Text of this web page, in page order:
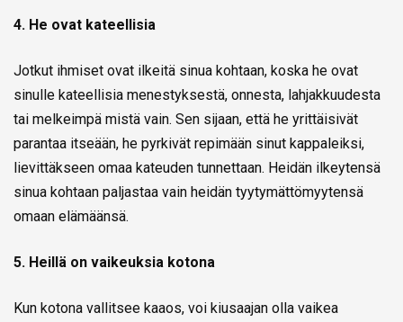
4. He ovat kateellisia
Jotkut ihmiset ovat ilkeitä sinua kohtaan, koska he ovat
sinulle kateellisia menestyksestä, onnesta, lahjakkuudesta
tai melkeimpä mistä vain. Sen sijaan, että he yrittäisivät
parantaa itseään, he pyrkivät repimään sinut kappaleiksi,
lievittäkseen omaa kateuden tunnettaan. Heidän ilkeytensä
sinua kohtaan paljastaa vain heidän tyytymättömyytensä
omaan elämäänsä.
5. Heillä on vaikeuksia kotona
Kun kotona vallitsee kaaos, voi kiusaajan olla vaikea